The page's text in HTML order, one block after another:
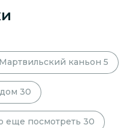
Мартвильский каньон 5
30
еще посмотреть 30